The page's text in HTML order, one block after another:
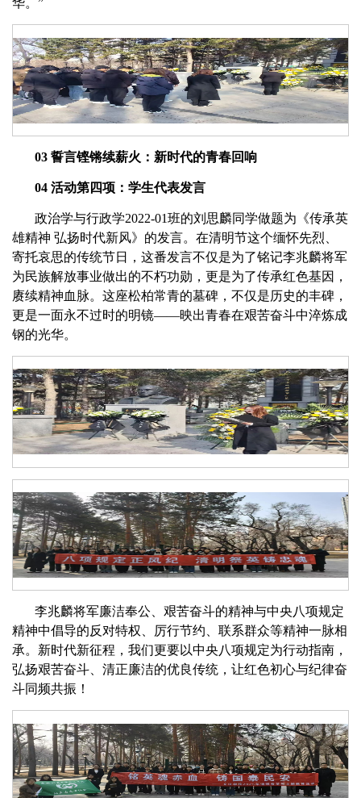
华。”
03 誓言铿锵续薪火：新时代的青春回响
04 活动第四项：学生代表发言
政治学与行政学2022-01班的刘思麟同学做题为《传承英
雄精神 弘扬时代新风》的发言。在清明节这个缅怀先烈、
寄托哀思的传统节日，这番发言不仅是为了铭记李兆麟将军
为民族解放事业做出的不朽功勋，更是为了传承红色基因，
赓续精神血脉。这座松柏常青的墓碑，不仅是历史的丰碑，
更是一面永不过时的明镜——映出青春在艰苦奋斗中淬炼成
钢的光华。
李兆麟将军廉洁奉公、艰苦奋斗的精神与中央八项规定
精神中倡导的反对特权、厉行节约、联系群众等精神一脉相
承。新时代新征程，我们更要以中央八项规定为行动指南，
弘扬艰苦奋斗、清正廉洁的优良传统，让红色初心与纪律奋
斗同频共振！